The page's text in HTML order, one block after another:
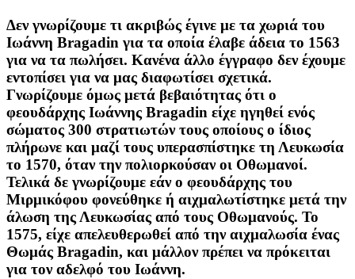
Δεν γνωρίζουμε τι ακριβώς έγινε με τα χωριά του
Ιωάννη Bragadin για τα οποία έλαβε άδεια το 1563
για να τα πωλήσει. Κανένα άλλο έγγραφο δεν έχουμε
εντοπίσει για να μας διαφωτίσει σχετικά.
Γνωρίζουμε όμως μετά βεβαιότητας ότι ο
φεουδάρχης Ιωάννης Bragadin είχε ηγηθεί ενός
σώματος 300 στρατιωτών τους οποίους ο ίδιος
πλήρωνε και μαζί τους υπερασπίστηκε τη Λευκωσία
το 1570, όταν την πολιορκούσαν οι Οθωμανοί.
Τελικά δε γνωρίζουμε εάν ο φεουδάρχης του
Μιρμικόφου φονεύθηκε ή αιχμαλωτίστηκε μετά την
άλωση της Λευκωσίας από τους Οθωμανούς. Το
1575, είχε απελευθερωθεί από την αιχμαλωσία ένας
Θωμάς Βragadin, και μάλλον πρέπει να πρόκειται
για τον αδελφό του Ιωάννη.